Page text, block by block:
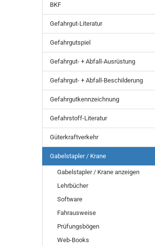
BKF
Gefahrgut-Literatur
Gefahrgutspiel
Gefahrgut- + Abfall-Ausrüstung
Gefahrgut- + Abfall-Beschilderung
Gefahrgutkennzeichnung
Gefahrstoff-Literatur
Güterkraftverkehr
Gabelstapler / Krane
Gabelstapler / Krane anzeigen
Lehrbücher
Software
Fahrausweise
Prüfungsbögen
Web-Books